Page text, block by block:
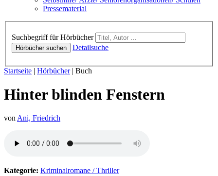
Pressematerial
Suchbegriff für Hörbücher
Hörbücher suchen Detailsuche
Sie sind hier:
Startseite | Hörbücher| Buch
Hinter blinden Fenstern
vonAni, Friedrich
Kategorie: Kriminalromane / Thriller